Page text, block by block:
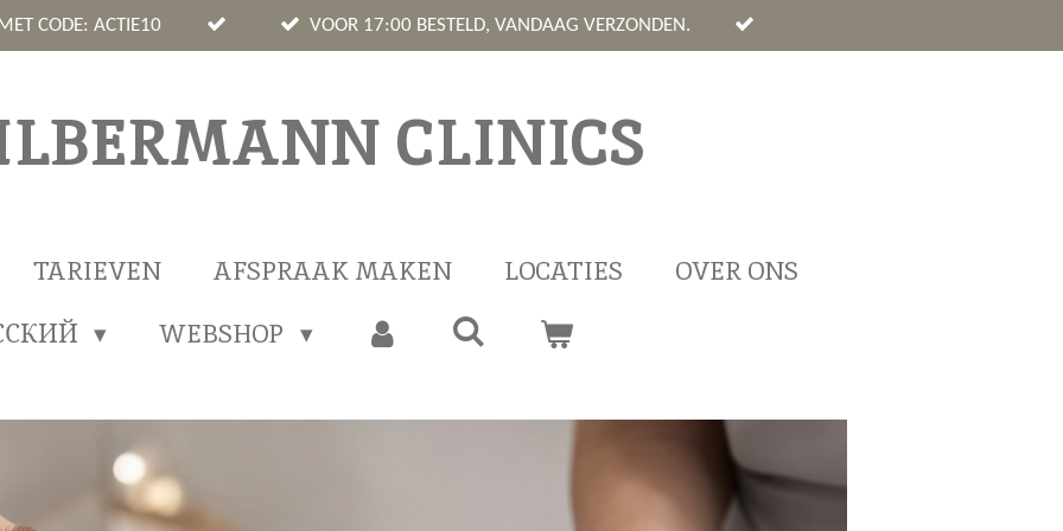
CODE: ACTIE10 VOOR 17:00 BESTELD, VANDAAG VERZONDEN.
CLINICS
TARIEVEN AFSPRAAK MAKEN LOCATIES
OVER ONS
WEBSHOP